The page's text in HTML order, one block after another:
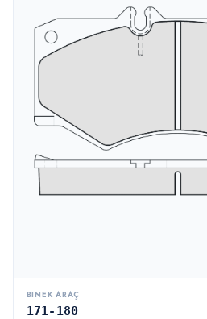
BINEK ARAÇ
171-180